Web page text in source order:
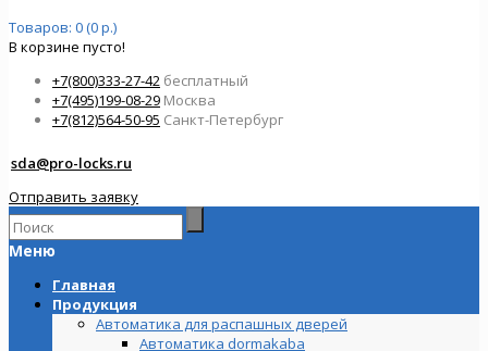
Товаров: 0 (0 р.)
В корзине пусто!
+7(800)333-27-42 бесплатный
+7(495)199-08-29 Москва
+7(812)564-50-95 Санкт-Петербург
sda@pro-locks.ru
Отправить заявку
Меню
Главная
Продукция
Автоматика для распашных дверей
Автоматика dormakaba